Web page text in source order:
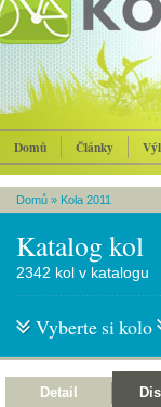
Domů Články
Domů » Kola 2011
Katalog kol
2342 kol v katalogu
Vyberte si kolo
Detail